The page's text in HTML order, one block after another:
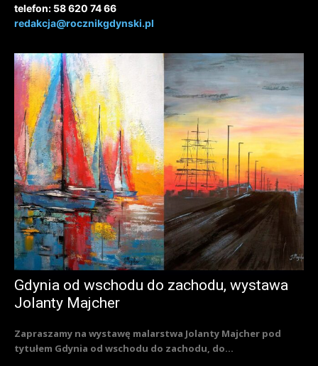
telefon: 58 620 74 66
redakcja@rocznikgdynski.pl
Gdynia od wschodu do zachodu, wystawa
Jolanty Majcher
Zapraszamy na wystawę malarstwa Jolanty Majcher pod
tytułem Gdynia od wschodu do zachodu, do...